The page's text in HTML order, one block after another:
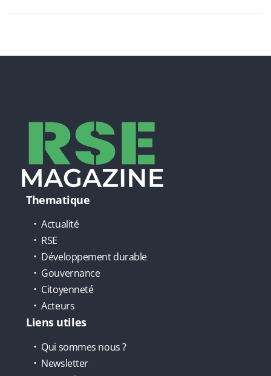
Thematique
Actualité
RSE
Développement durable
Gouvernance
Citoyenneté
Acteurs
Liens utiles
Qui sommes nous ?
Newsletter